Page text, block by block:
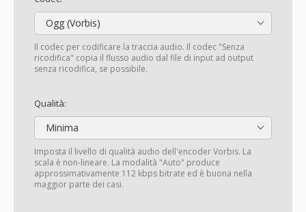
Ogg (Vorbis)
Il codec per codificare la traccia audio. Il codec "Senza
ricodifica" copia il flusso audio dal file di input ad output
senza ricodifica, se possibile.
Qualità:
Minima
Imposta il livello di qualità audio dell'encoder Vorbis. La
scala è non-lineare. La modalità "Auto" produce
approssimativamente 112 kbps bitrate ed è buona nella
maggior parte dei casi.